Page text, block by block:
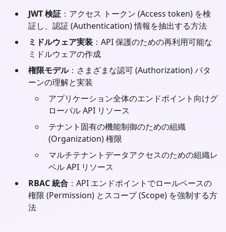
JWT 検証 ：アクセス トークン (Access token) を検
証し、認証 (Authentication) 情報を抽出する方法
ミドルウェア実装 ：API 保護のための再利用可能な
ミドルウェアの作成
権限モデル：さまざまな認可 (Authorization) パタ
ーンの理解と実装
アプリケーション全体のエンドポイント向けグ
ローバル API リソース
テナント固有の機能制御のための組織
(Organization) 権限
マルチテナントデータアクセスのための組織レ
ベル API リソース
RBAC 統合 ：API エンドポイントでロールベースの
権限 (Permission) とスコープ (Scope) を強制する方
法